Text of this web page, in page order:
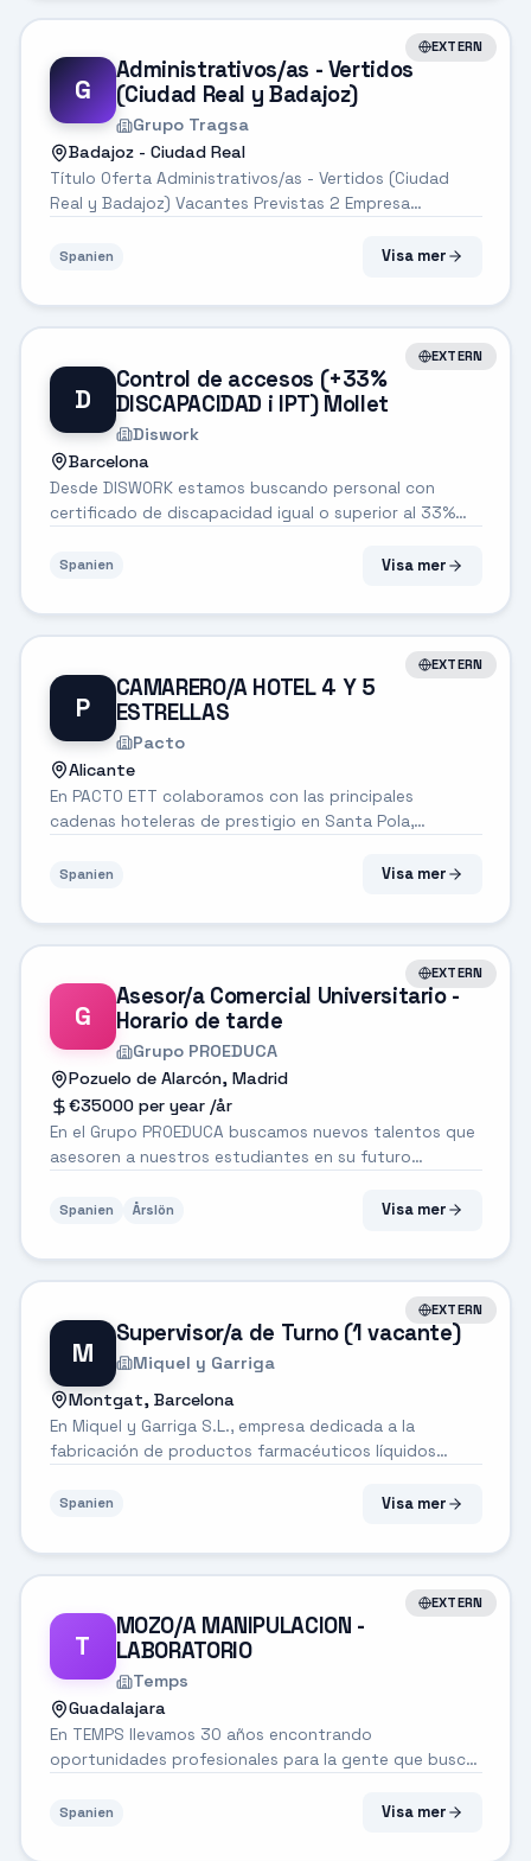
EXTERN
G
Administrativos/as - Vertidos
(Ciudad Real y Badajoz)
Grupo Tragsa
Badajoz - Ciudad Real
Título Oferta Administrativos/as - Vertidos (Ciudad
Real y Badajoz) Vacantes Previstas 2 Empresa
y Servicios Agrarios, S.A., S.M.E., M.P., empresa filial del
Spanien Visa mer
EXTERN
D
Control de accesos (+33%
DISCAPACIDAD i IPT) Mollet
Diswork
Barcelona
Desde DISWORK estamos buscando personal con
certificado de discapacidad igual o superior al 33%
ACCESOS en una fábrica en la zona de MOLLET DEL
Spanien Visa mer
EXTERN
P
CAMARERO/A HOTEL 4 Y 5
ESTRELLAS
Pacto
Alicante
En PACTO ETT colaboramos con las principales
cadenas hoteleras de prestigio en Santa Pola,
eventos de alto nivel. Buscamos camareros/as
Spanien Visa mer
EXTERN
G
Asesor/a Comercial Universitario -
Horario de tarde
Grupo PROEDUCA
Pozuelo de Alarcón, Madrid
€35000 per year/år
En el Grupo PROEDUCA buscamos nuevos talentos que
asesoren a nuestros estudiantes en su futuro
consultivas con futuros estudiantes, identificando sus
Spanien Årslön Visa mer
EXTERN
M
Supervisor/a de Turno (1 vacante)
Miquel y Garriga
Montgat, Barcelona
En Miquel y Garriga S.L., empresa dedicada a la
fabricación de productos farmacéuticos líquidos
reforzar nuestro equipo de producción de cara al
Spanien Visa mer
EXTERN
T
MOZO/A MANIPULACION -
LABORATORIO
Temps
Guadalajara
En TEMPS llevamos 30 años encontrando
oportunidades profesionales para la gente que busca
comprometidos. En este momento tenemos esta
Spanien Visa mer